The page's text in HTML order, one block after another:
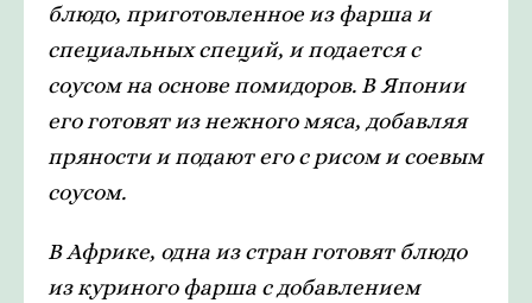
блюдо, приготовленное из фарша и
специальных специй, и подается с
соусом на основе помидоров. В Японии
его готовят из нежного мяса, добавляя
пряности и подают его с рисом и соевым
соусом.
В Африке, одна из стран готовят блюдо
из куриного фарша с добавлением